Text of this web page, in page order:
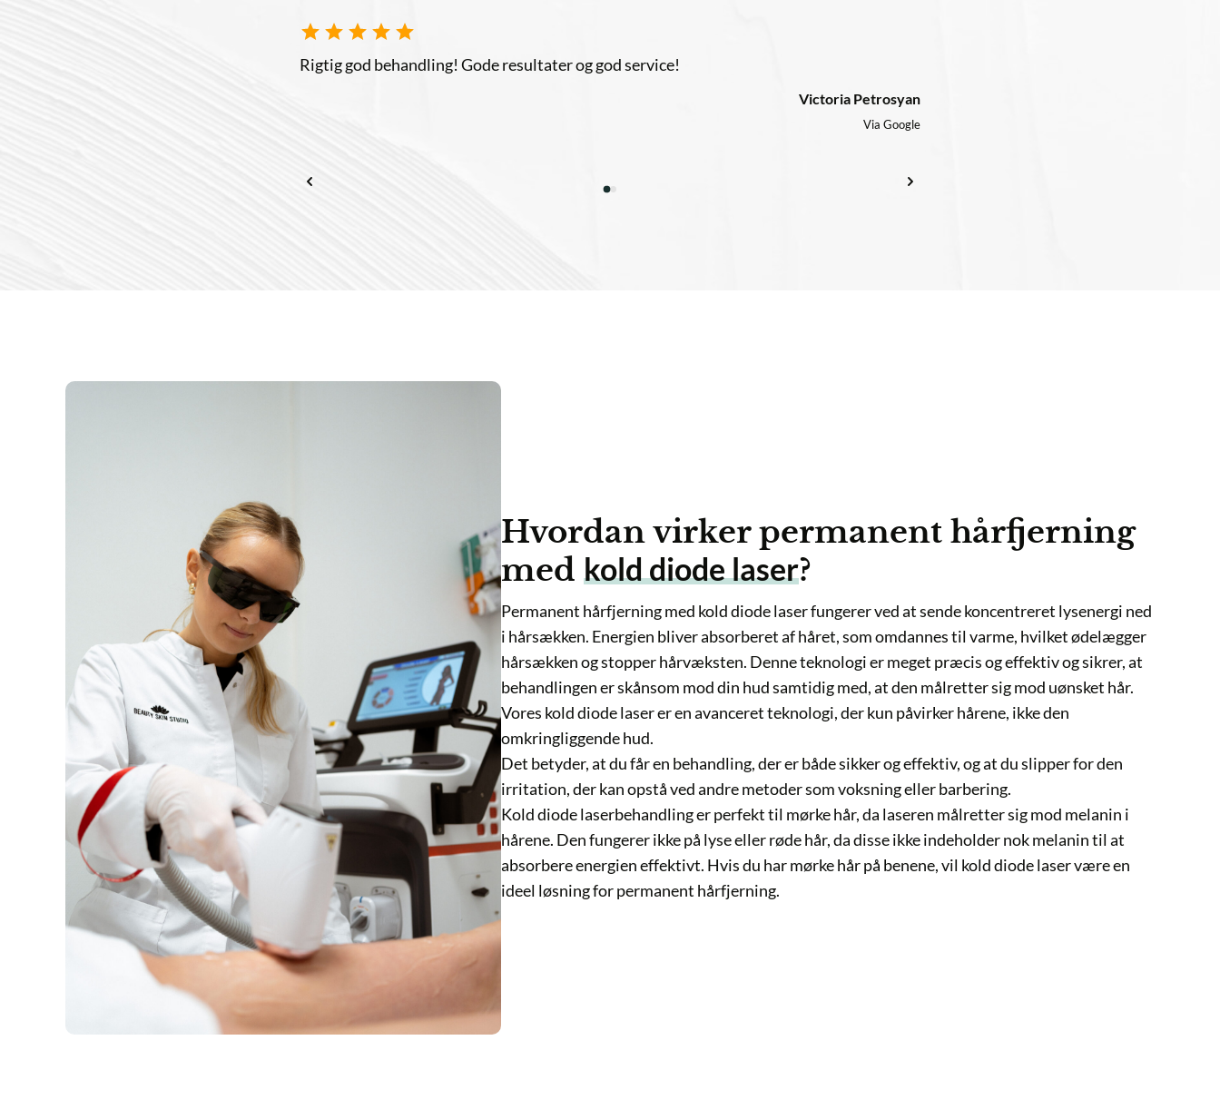
Det bedste sted, hvis du vil føle dig smuk og passet på😍 …
Elena Gorea
Via Google
Hvordan virker permanent hårfjerning
medkold diode laser?
Permanent hårfjerning med kold diode laser fungerer ved at sende koncentreret lysenergi ned
i hårsækken. Energien bliver absorberet af håret, som omdannes til varme, hvilket ødelægger
hårsækken og stopper hårvæksten. Denne teknologi er meget præcis og effektiv og sikrer, at
behandlingen er skånsom mod din hud samtidig med, at den målretter sig mod uønsket hår.
Vores kold diode laser er en avanceret teknologi, der kun påvirker hårene, ikke den
omkringliggende hud.
Det betyder, at du får en behandling, der er både sikker og effektiv, og at du slipper for den
irritation, der kan opstå ved andre metoder som voksning eller barbering.
Kold diode laserbehandling er perfekt til mørke hår, da laseren målretter sig mod melanin i
hårene. Den fungerer ikke på lyse eller røde hår, da disse ikke indeholder nok melanin til at
absorbere energien effektivt. Hvis du har mørke hår på benene, vil kold diode laser være en
ideel løsning for permanent hårfjerning.